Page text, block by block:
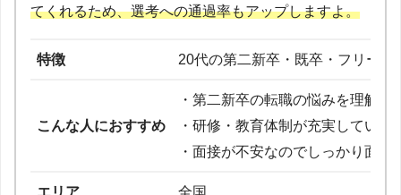
てくれるため、選考への通過率もアップしますよ。
特徴 20代の第二新卒・既卒・フリータ
こんな人におすすめ
・第二新卒の転職の悩みを理解
・研修・教育体制が充実している
・面接が不安なのでしっかり面
エリア 全国